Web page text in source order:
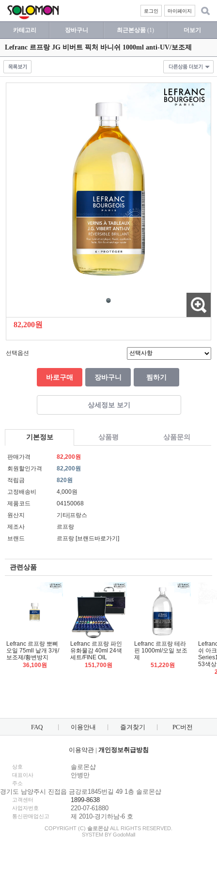
마이페이지
로그인
카테고리 장바구니 최근본상품 (1) 더보기
Lefranc 르프랑 JG 비버트 픽처 바니쉬 1000ml anti-UV/보조제
82,200원
선택옵션
바로구매 장바구니 찜하기
상세정보 보기
기본정보 상품평 상품문의
판매가격
82,200원
회원할인가격
82,200원
적립금
820원
고정배송비
4,000원
제품코드
04150068
원산지
기타|프랑스
제조사
르프랑
브랜드
르프랑 [브랜드바로가기]
관련상품
Lefranc 르프랑 뽀삐
오일 75mll 낱개 3개/
보조제/황변방지
36,100원
Lefranc 르프랑 파인
유화물감 40ml 24색
세트/FINE OIL
151,700원
Lefranc 르프랑 테라
핀 1000ml/오일 보조
제
51,220원
쉬 아
53색상
FAQ 이용안내 즐겨찾기 PC버전
이용약관| 개인정보취급방침
상호 솔로몬샵
대표이사 안병만
주소
경기도 남양주시 진접읍 금강로1845번길 49 1층 솔로몬샵
고객센터 1899-8638
사업자번호 220-07-61880
통신판매업신고 제 2010-경기하남-6 호
COPYRIGHT (C) 솔로몬샵 ALL RIGHTS RESERVED.
SYSTEM BY GodoMall